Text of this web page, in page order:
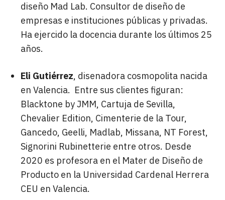
diseño Mad Lab. Consultor de diseño de
empresas e instituciones públicas y privadas.
Ha ejercido la docencia durante los últimos 25
años.
Eli Gutiérrez, disenadora cosmopolita nacida
en Valencia. Entre sus clientes figuran:
Blacktone by JMM, Cartuja de Sevilla,
Chevalier Edition, Cimenterie de la Tour,
Gancedo, Geelli, Madlab, Missana, NT Forest,
Signorini Rubinetterie entre otros. Desde
2020 es profesora en el Mater de Diseño de
Producto en la Universidad Cardenal Herrera
CEU en Valencia.